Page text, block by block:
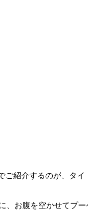
紹介するのが、タ
お腹を空かせてプー